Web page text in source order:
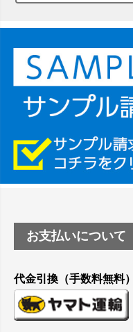
SC-P8050に対応して
塩ビのロール紙で離型
つや消し半透明ラベル
縦420mm×横650mm
お支払いについて
代金引換（手数料無料）